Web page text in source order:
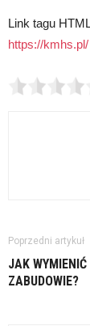
Link tagu
https://kmhs.pl/
Poprzedni artykuł
JAK
ZABUDOWIE?